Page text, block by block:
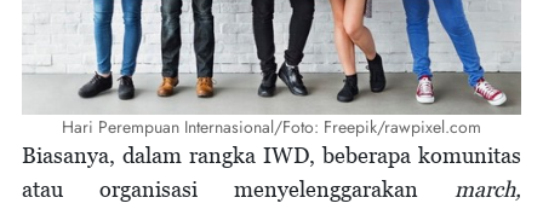
Hari Perempuan Internasional/Foto: Freepik/rawpixel.com
Biasanya, dalam rangka IWD, beberapa komunitas
atau organisasi menyelenggarakan march,